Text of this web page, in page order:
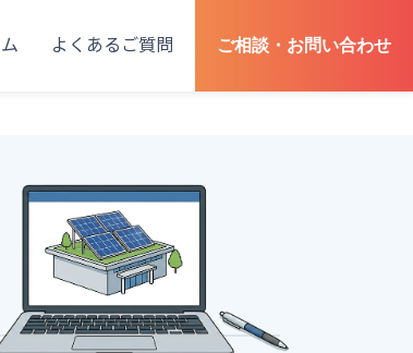
よくあるご質問 ご相談・お問い合わせ